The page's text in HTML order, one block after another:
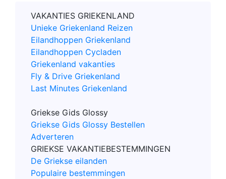
VAKANTIES GRIEKENLAND
Unieke Griekenland Reizen
Eilandhoppen Griekenland
Eilandhoppen Cycladen
Griekenland vakanties
Fly & Drive Griekenland
Last Minutes Griekenland
Griekse Gids Glossy
Griekse Gids Glossy Bestellen
Adverteren
GRIEKSE VAKANTIEBESTEMMINGEN
De Griekse eilanden
Populaire bestemmingen